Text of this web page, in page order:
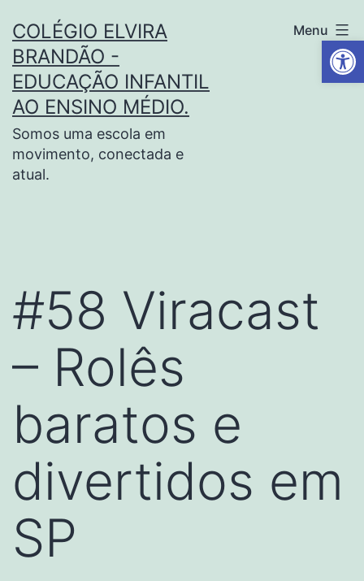
Barra de
COLÉGIO ELVIRA
BRANDÃO -
EDUCAÇÃO INFANTIL
AO ENSINO MÉDIO.
Somos uma escola em
movimento, conectada e
atual.
Menu
#58 Viracast
– Rolês
baratos e
divertidos em
SP